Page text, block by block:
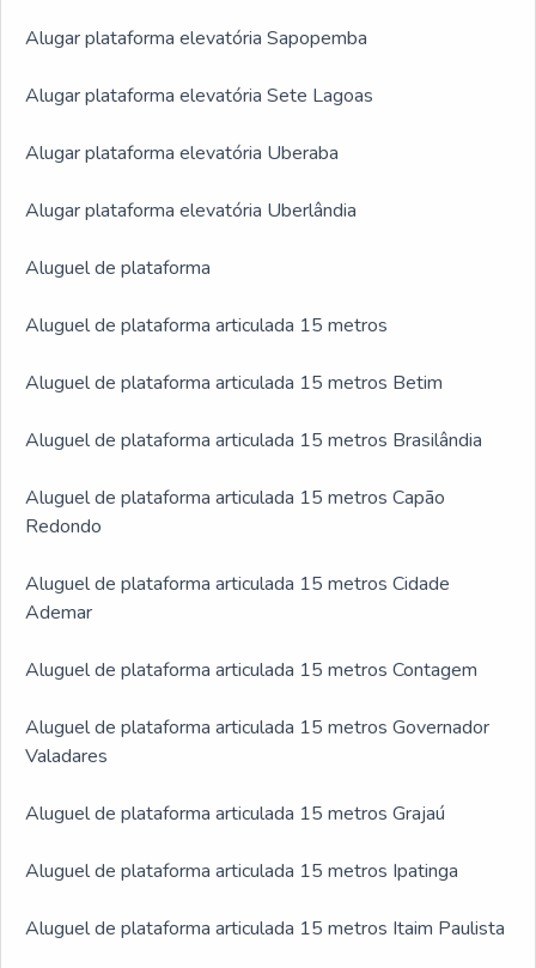
Alugar plataforma elevatória Sapopemba
Alugar plataforma elevatória Sete Lagoas
Alugar plataforma elevatória Uberaba
Alugar plataforma elevatória Uberlândia
Aluguel de plataforma
Aluguel de plataforma articulada 15 metros
Aluguel de plataforma articulada 15 metros Betim
Aluguel de plataforma articulada 15 metros Brasilândia
Aluguel de plataforma articulada 15 metros Capão
Redondo
Aluguel de plataforma articulada 15 metros Cidade
Ademar
Aluguel de plataforma articulada 15 metros Contagem
Aluguel de plataforma articulada 15 metros Governador
Valadares
Aluguel de plataforma articulada 15 metros Grajaú
Aluguel de plataforma articulada 15 metros Ipatinga
Aluguel de plataforma articulada 15 metros Itaim Paulista